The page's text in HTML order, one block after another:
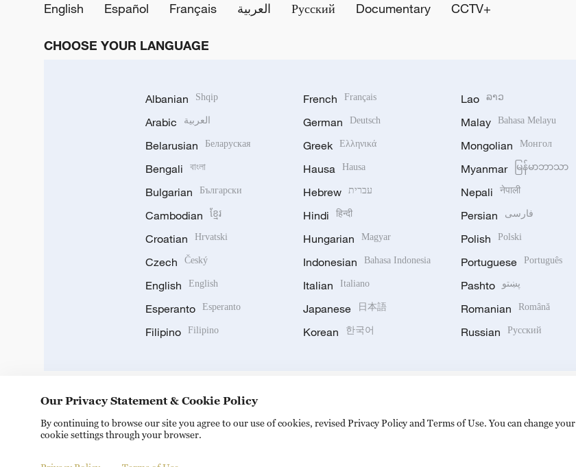
English
Español Français العربية Русский Documentary CCTV+
CHOOSE YOUR LANGUAGE
Albanian Shqip
Arabic العربية
Belarusian Беларуская
Bengali বাংলা
Bulgarian Български
Cambodian ខ្មែរ
Croatian Hrvatski
Czech Český
English English
Esperanto Esperanto
Filipino Filipino
French Français
German Deutsch
Greek Ελληνικά
Hausa Hausa
Hebrew עברית
Hindi हिन्दी
Hungarian Magyar
Indonesian Bahasa Indonesia
Italian Italiano
Japanese 日本語
Korean 한국어
Lao ລາວ
Malay Bahasa Melayu
Mongolian Монгол
Myanmar မြန်မာဘာသာ
Nepali नेपाली
Persian فارسی
Polish Polski
Portuguese Português
Pashto پښتو
Romanian Română
Russian Русский
DOWNLOAD OUR APP
Our Privacy Statement & Cookie Policy
By continuing to browse our site you agree to our use of cookies, revised Privacy Policy and Terms of Use. You can change your
cookie settings through your browser.